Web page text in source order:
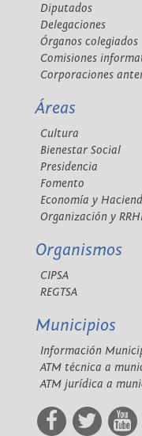
Diputados
Delegaciones
Órganos colegiados
Comisiones
Corporaciones
Áreas
Cultura
Bienestar Social
Presidencia
Fomento
Economía y
Organización y
Organismos
CIPSA
REGTSA
Municipios
Información
ATM técnica a
ATM jurídica a